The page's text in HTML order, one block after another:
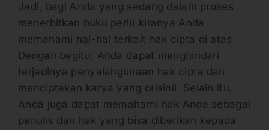
Jadi, bagi Anda yang sedang dalam proses
menerbitkan buku perlu kiranya Anda
memahami hal-hal terkait hak cipta di atas.
Dengan begitu, Anda dapat menghindari
terjadinya penyalahgunaan hak cipta dan
menciptakan karya yang orisinil. Selain itu,
Anda juga dapat memahami hak Anda sebagai
penulis dan hak yang bisa diberikan kepada